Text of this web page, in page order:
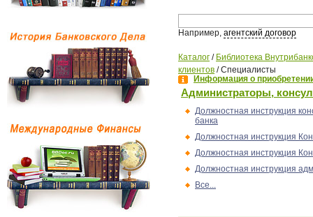
Например, агентский договор
Каталог / Библиотека
клиентов /Специалисты
Информация о
Администраторы,
Должностная инструкция
банка
Должностная инструкция
Должностная инструкция
Должностная инструкция
Все...